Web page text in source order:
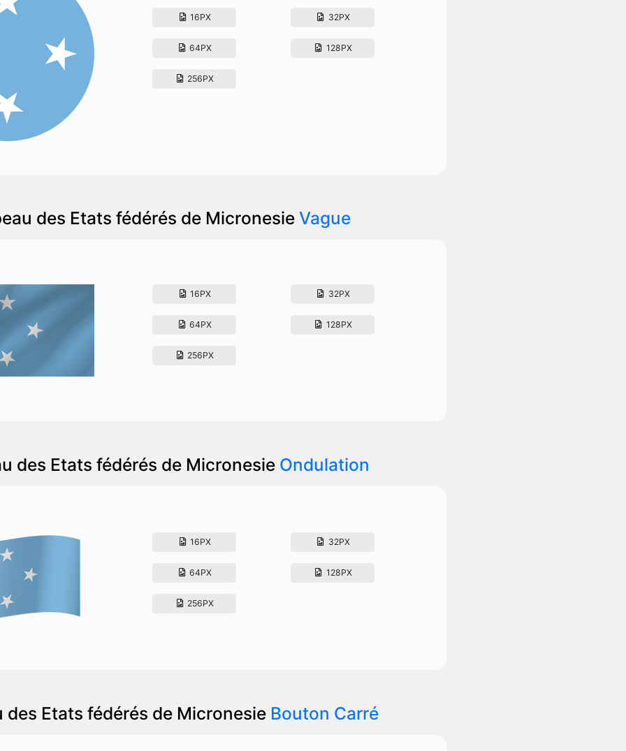
16PX 32PX
64PX 128PX
256PX
des Etats fédérés de Micronesie Vague
16PX 32PX
64PX 128PX
256PX
des Etats fédérés de Micronesie Ondulation
16PX 32PX
64PX 128PX
256PX
des Etats fédérés de Micronesie Bouton Carré